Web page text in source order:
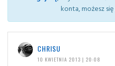
konta, możesz się
CHRISU
10 KWIETNIA 2013 | 20:08